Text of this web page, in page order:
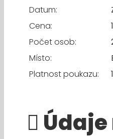
Datum:
Cena:
Počet osob:
Místo:
Platnost poukazu:
Údaje